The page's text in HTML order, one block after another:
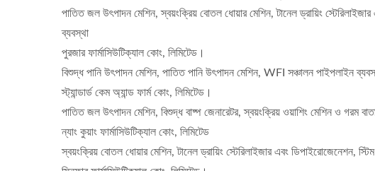
পাতিত জল উৎপাদন মেশিন, স্বয়ংক্রিয় বোতল ধোয়ার মেশিন, টানেল ড্রায়িং
ব্যবস্থা
পুরজার ফার্মাসিউটিক্যাল কোং, লিমিটেড।
বিশুদ্ধ পানি উৎপাদন মেশিন, পাতিত পানি উৎপাদন মেশিন, WFI সঞ্চালন পাইপলাইন
স্ট্যান্ডার্ড কেম অ্যান্ড ফার্ম কোং, লিমিটেড।
পাতিত জল উৎপাদন মেশিন, বিশুদ্ধ বাষ্প জেনারেটর, স্বয়ংক্রিয় ওয়াশিং মেশিন ও গরম
ন্যাং কুয়াং ফার্মাসিউটিক্যাল কোং, লিমিটেড
স্বয়ংক্রিয় বোতল ধোয়ার মেশিন, টানেল ড্রায়িং স্টেরিলাইজার এবং ডিপাইরোজেনেশন,